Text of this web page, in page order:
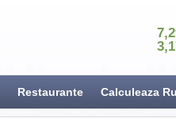
Restaurante Calculeaza